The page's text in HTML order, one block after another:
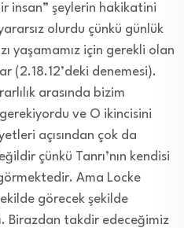
insan” şeylerin hakikatini
olurdu çünkü günlük
yaşamamız için gerekli olan
(2.18.12’deki denemesi).
arasında bizim
ve O ikincisini
açısından çok da
çünkü Tanrı’nın kendisi
Ama Locke
görecek şekilde
Birazdan takdir edeceğimiz